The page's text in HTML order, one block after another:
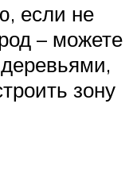
если не
– можете
зону